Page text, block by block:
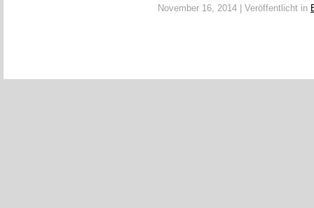
November 16, 2014 | Veröffentlicht in